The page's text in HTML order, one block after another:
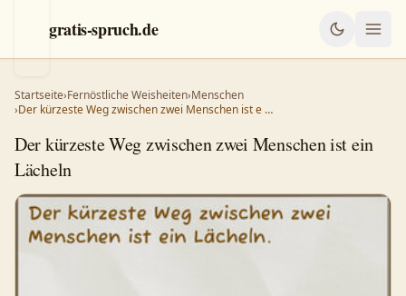
gratis-spruch.de
Startseite›Fernöstliche Weisheiten›Menschen
›Der kürzeste Weg zwischen zwei Menschen ist e …
Der kürzeste Weg zwischen zwei Menschen ist ein
Lächeln